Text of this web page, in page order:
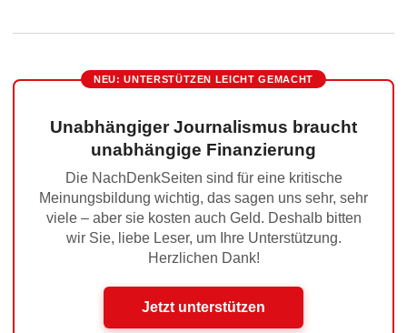
NEU: UNTERSTÜTZEN LEICHT GEMACHT
Unabhängiger Journalismus braucht
unabhängige Finanzierung
Die NachDenkSeiten sind für eine kritische
Meinungsbildung wichtig, das sagen uns sehr, sehr
viele – aber sie kosten auch Geld. Deshalb bitten
wir Sie, liebe Leser, um Ihre Unterstützung.
Herzlichen Dank!
Jetzt unterstützen